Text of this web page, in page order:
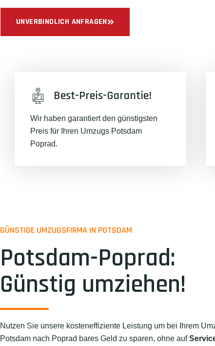
UNVERBINDLICH ANFRAGEN
Best-Preis-Garantie!
Wir haben garantiert den günstigsten
Preis für Ihren Umzugs Potsdam
Poprad.
GÜNSTIGE UMZUGSFIRMA IN POTSDAM
Potsdam-Poprad:
Günstig umziehen!
Nutzen Sie unsere kosteneffiziente Leistung um bei Ihrem
Potsdam nach Poprad bares Geld zu sparen, ohne auf